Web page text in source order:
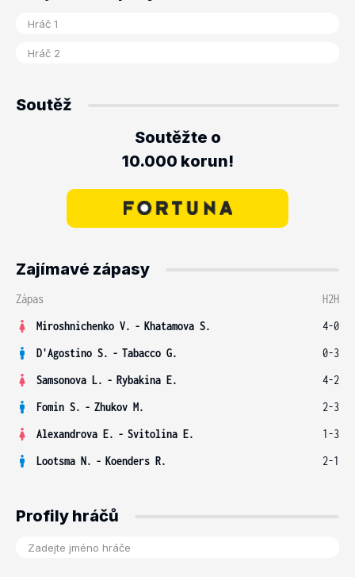
Soutěž
Soutěžte o
10.000 korun!
Zajímavé zápasy
Zápas
H2H
Miroshnichenko V. - Khatamova S.
4-0
D'Agostino S. - Tabacco G.
0-3
Samsonova L. - Rybakina E.
4-2
Fomin S. - Zhukov M.
2-3
Alexandrova E. - Svitolina E.
1-3
Lootsma N. - Koenders R. 2-1
Profily hráčů